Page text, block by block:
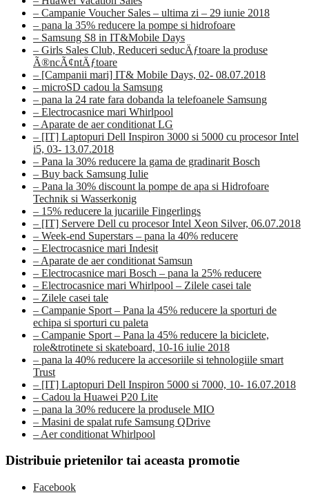
– Campanie Voucher Sales – ultima zi – 29 iunie 2018
– pana la 35% reducere la pompe si hidrofoare
– Samsung S8 in IT&Mobile Days
– Girls Sales Club, Reduceri seducÄƒtoare la produse
Ã®ncÃ¢ntÄƒtoare
– [Campanii mari] IT& Mobile Days, 02- 08.07.2018
– microSD cadou la Samsung
– pana la 24 rate fara dobanda la telefoanele Samsung
– Electrocasnice mari Whirlpool
– Aparate de aer conditionat LG
– [IT] Laptopuri Dell Inspiron 3000 si 5000 cu procesor Intel
i5, 03- 13.07.2018
– Pana la 30% reducere la gama de gradinarit Bosch
– Buy back Samsung Iulie
– Pana la 30% discount la pompe de apa si Hidrofoare
Technik si Wasserkonig
– 15% reducere la jucariile Fingerlings
– [IT] Servere Dell cu procesor Intel Xeon Silver, 06.07.2018
– Week-end Superstars – pana la 40% reducere
– Electrocasnice mari Indesit
– Aparate de aer conditionat Samsun
– Electrocasnice mari Bosch – pana la 25% reducere
– Electrocasnice mari Whirlpool – Zilele casei tale
– Zilele casei tale
– Campanie Sport – Pana la 45% reducere la sporturi de
echipa si sporturi cu paleta
– Campanie Sport – Pana la 45% reducere la biciclete,
role&trotinete si skateboard, 10-16 iulie 2018
– pana la 40% reducere la accesoriile si tehnologiile smart
Trust
– [IT] Laptopuri Dell Inspiron 5000 si 7000, 10- 16.07.2018
– Cadou la Huawei P20 Lite
– pana la 30% reducere la produsele MIO
– Masini de spalat rufe Samsung QDrive
– Aer conditionat Whirlpool
Distribuie prietenilor tai aceasta promotie
Facebook